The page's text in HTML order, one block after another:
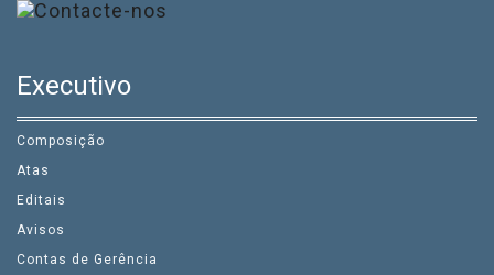
Executivo
Composição
Atas
Editais
Avisos
Contas de Gerência